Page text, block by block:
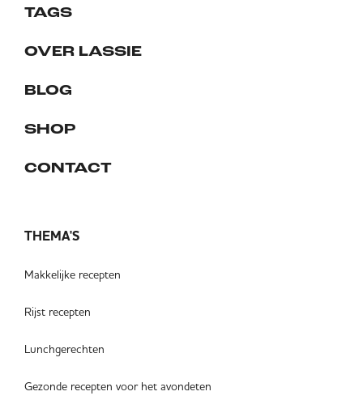
TAGS
OVER LASSIE
BLOG
SHOP
CONTACT
THEMA'S
Makkelijke recepten
Rijst recepten
Lunchgerechten
Gezonde recepten voor het avondeten